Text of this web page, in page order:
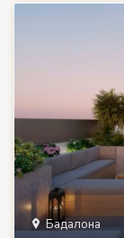
Бадалона